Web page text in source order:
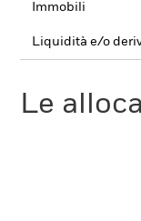
Immobili
Liquidità e/o
Le